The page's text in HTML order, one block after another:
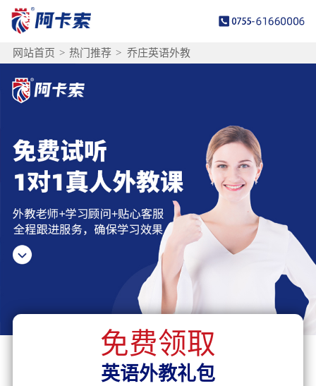
网站首页 > 热门推荐 > 乔庄英语外教
免费领取
英语外教礼包